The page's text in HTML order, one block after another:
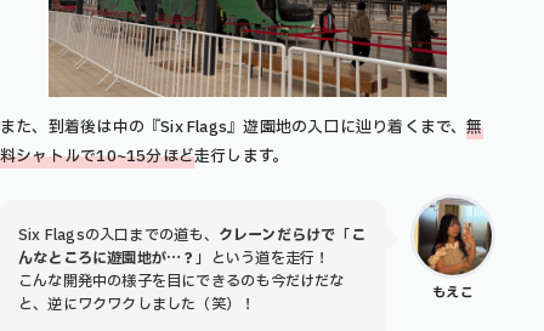
また、到着後は中の『Six Flags』遊園地の入口に辿り着くまで、無
料シャトルで10~15分ほど走行します。
もえこ
Six Flagsの入口までの道も、 クレーンだらけで 「こ
んなところに遊園地が…？」という道を走行！
こんな開発中の様子を目にできるのも今だけだな
と、逆にワクワクしました（笑）！